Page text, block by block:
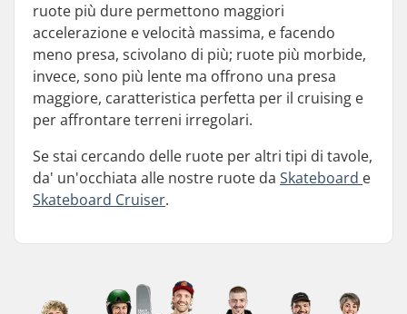
ruote più dure permettono maggiori
accelerazione e velocità massima, e facendo
meno presa, scivolano di più; ruote più morbide,
invece, sono più lente ma offrono una presa
maggiore, caratteristica perfetta per il cruising e
per affrontare terreni irregolari.
Se stai cercando delle ruote per altri tipi di tavole,
da' un'occhiata alle nostre ruote da Skateboard e
Skateboard Cruiser.